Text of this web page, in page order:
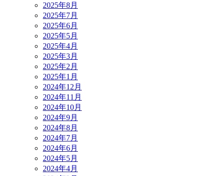
2025年8月
2025年7月
2025年6月
2025年5月
2025年4月
2025年3月
2025年2月
2025年1月
2024年12月
2024年11月
2024年10月
2024年9月
2024年8月
2024年7月
2024年6月
2024年5月
2024年4月